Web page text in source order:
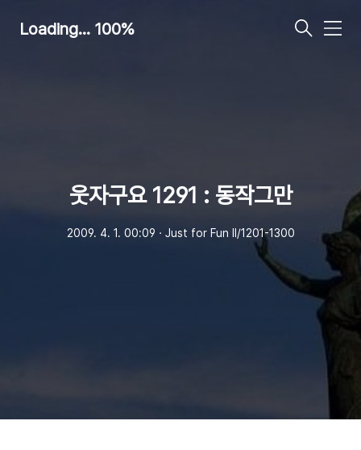
Loading... 100%
메
웃자구요 1291 : 동작그만
2009. 4. 1. 00:09 ㆍ Just for Fun Ⅱ/1201-1300